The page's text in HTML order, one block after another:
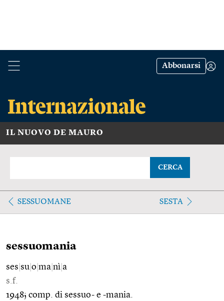
Abbonarsi
IL NUOVO DE MAURO
CERCA
SESSUOMANE SESTA
sessuomania
ses su o ma nì a
s.f.
1948; comp. di sessuo- e -mania.